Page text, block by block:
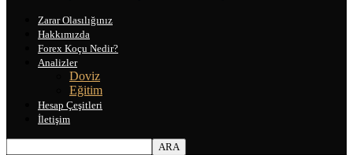
Zarar Olasılığınız
Hakkımızda
Forex Koçu Nedir?
Analizler
Doviz
Eğitim
Hesap Çeşitleri
İletişim